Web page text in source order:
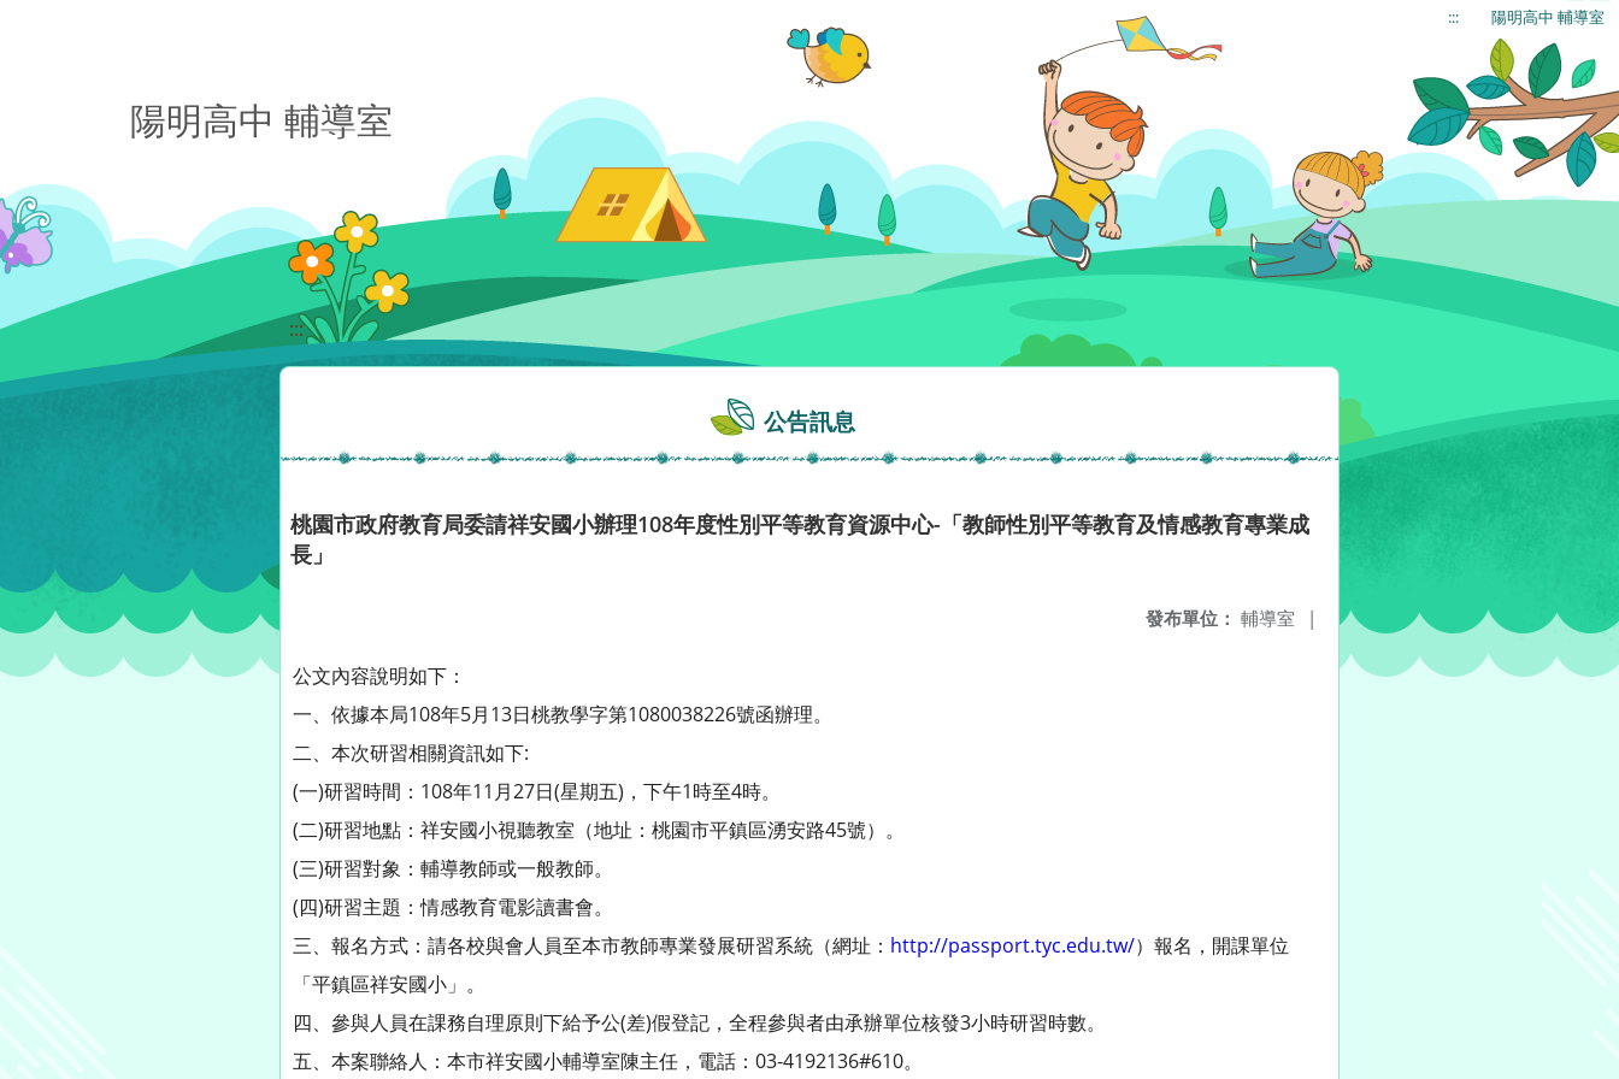
::: 陽明高中 輔導室
陽明高中 輔導室
:::
公告訊息
桃園市政府教育局委請祥安國小辦理108年度性別平等教育資源中心-「教師性別平等教育及情感教育專業成
長」
發布單位： 輔導室 |
公文內容說明如下：
一、依據本局108年5月13日桃教學字第1080038226號函辦理。
二、本次研習相關資訊如下:
(一)研習時間：108年11月27日(星期五)，下午1時至4時。
(二)研習地點：祥安國小視聽教室（地址：桃園市平鎮區湧安路45號）。
(三)研習對象：輔導教師或一般教師。
(四)研習主題：情感教育電影讀書會。
三、報名方式：請各校與會人員至本市教師專業發展研習系統（網址： http://passport.tyc.edu.tw/）報名，開課單位
「平鎮區祥安國小」。
四、參與人員在課務自理原則下給予公(差)假登記，全程參與者由承辦單位核發3小時研習時數。
五、本案聯絡人：本市祥安國小輔導室陳主任，電話：03-4192136#610。